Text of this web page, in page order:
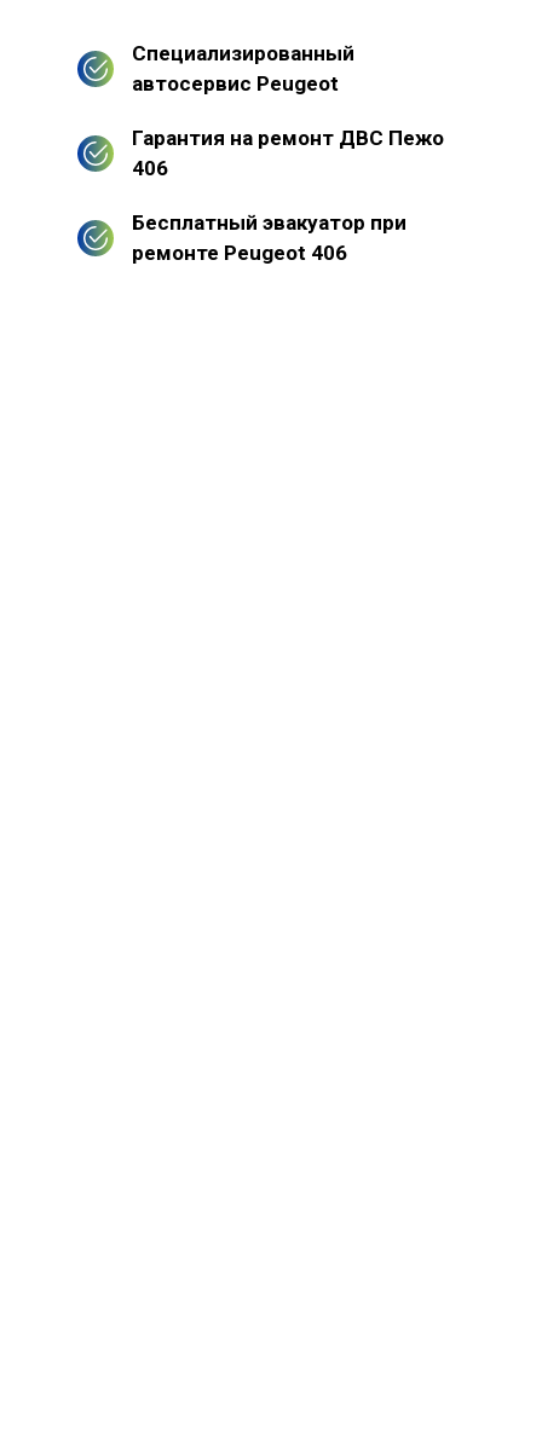
Специализированный
автосервис Peugeot
Гарантия на ремонт ДВС Пежо
406
Бесплатный эвакуатор при
ремонте Peugeot 406